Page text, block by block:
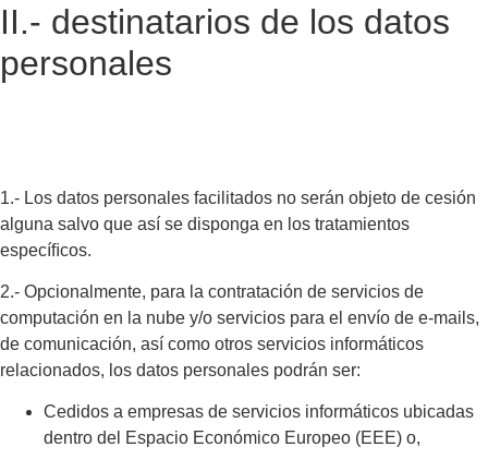
II.- destinatarios de los datos
personales
1.- Los datos personales facilitados no serán objeto de cesión
alguna salvo que así se disponga en los tratamientos
especíﬁcos.
2.- Opcionalmente, para la contratación de servicios de
computación en la nube y/o servicios para el envío de e-mails,
de comunicación, así como otros servicios informáticos
relacionados, los datos personales podrán ser:
Cedidos a empresas de servicios informáticos ubicadas
dentro del Espacio Económico Europeo (EEE) o,